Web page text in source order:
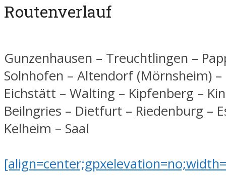
Routenverlauf
Gunzenhausen – Treuchtlingen –
Solnhofen – Altendorf (Mörnsheim)
Eichstätt – Walting – Kipfenberg –
Beilngries – Dietfurt – Riedenburg –
Kelheim – Saal